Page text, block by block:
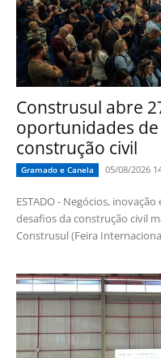
Construsul abre
oportunidades
construção civil
Gramado e Canela 05/08/2026
ESTADO - Negócios,
desafios da construção civil
Construsul (Feira